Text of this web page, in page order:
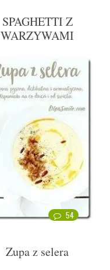
SPAGHETTI Z
WARZYWAMI
54
Zupa z selera